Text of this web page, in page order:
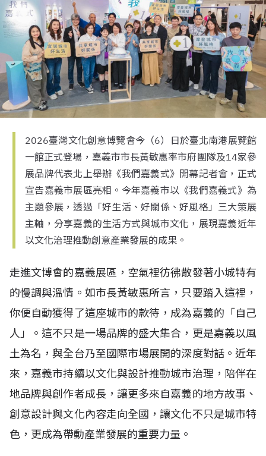
2026臺灣文化創意博覽會今（6）日於臺北南港展覽館
一館正式登場，嘉義市市長黃敏惠率市府團隊及14家參
展品牌代表北上舉辦《我們嘉義式》開幕記者會，正式
宣告嘉義市展區亮相。今年嘉義市以《我們嘉義式》為
主題參展，透過「好生活、好關係、好風格」三大策展
主軸，分享嘉義的生活方式與城市文化，展現嘉義近年
以文化治理推動創意產業發展的成果。
走進文博會的嘉義展區，空氣裡彷彿散發著小城特有
的慢調與溫情。如市長黃敏惠所言，只要踏入這裡，
你便自動獲得了這座城市的款待，成為嘉義的「自己
人」。這不只是一場品牌的盛大集合，更是嘉義以風
土為名，與全台乃至國際市場展開的深度對話。近年
來，嘉義市持續以文化與設計推動城市治理，陪伴在
地品牌與創作者成長，讓更多來自嘉義的地方故事、
創意設計與文化內容走向全國，讓文化不只是城市特
色，更成為帶動產業發展的重要力量。